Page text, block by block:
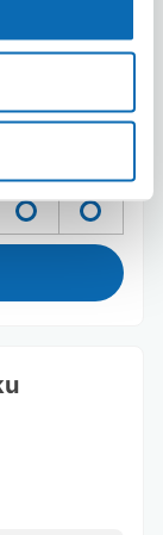
8/12三 8/13四